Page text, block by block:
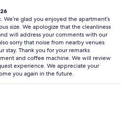
glad you enjoyed the apartment’s
size. We apologize that the cleanliness
will address your comments with our
sorry that noise from nearby venues
stay. Thank you for your remarks
and coffee machine. We will review
experience. We appreciate your
you again in the future.